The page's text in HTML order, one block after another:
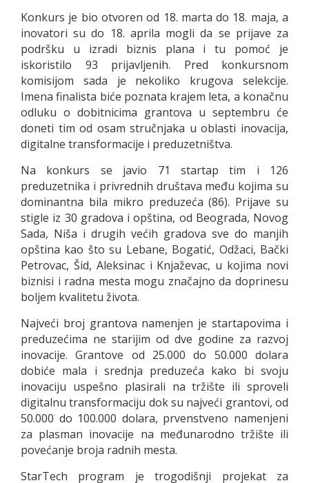
Konkurs je bio otvoren od 18. marta do 18. maja, a
inovatori su do 18. aprila mogli da se prijave za
podršku u izradi biznis plana i tu pomoć je
iskoristilo 93 prijavljenih. Pred konkursnom
komisijom sada je nekoliko krugova selekcije.
Imena finalista biće poznata krajem leta, a konačnu
odluku o dobitnicima grantova u septembru će
doneti tim od osam stručnjaka u oblasti inovacija,
digitalne transformacije i preduzetništva.
Na konkurs se javio 71 startap tim i 126
preduzetnika i privrednih društava među kojima su
dominantna bila mikro preduzeća (86). Prijave su
stigle iz 30 gradova i opština, od Beograda, Novog
Sada, Niša i drugih većih gradova sve do manjih
opština kao što su Lebane, Bogatić, Odžaci, Bački
Petrovac, Šid, Aleksinac i Knjaževac, u kojima novi
biznisi i radna mesta mogu značajno da doprinesu
boljem kvalitetu života.
Najveći broj grantova namenjen je startapovima i
preduzećima ne starijim od dve godine za razvoj
inovacije. Grantove od 25.000 do 50.000 dolara
dobiće mala i srednja preduzeća kako bi svoju
inovaciju uspešno plasirali na tržište ili sproveli
digitalnu transformaciju dok su najveći grantovi, od
50.000 do 100.000 dolara, prvenstveno namenjeni
za plasman inovacije na međunarodno tržište ili
povećanje broja radnih mesta.
StarTech program je trogodišnji projekat za